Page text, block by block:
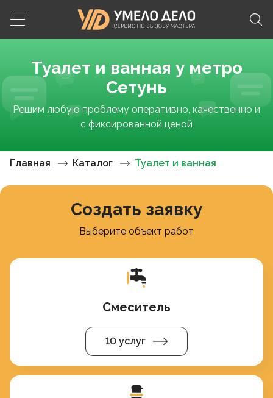
Туалет и ванная у метро
Сетунь
Решим любую проблему оперативно, качественно и
с фиксированной ценой
Главная Каталог Туалет и ванная
Создать заявку
Выберите объект работ
Смеситель
10 услуг